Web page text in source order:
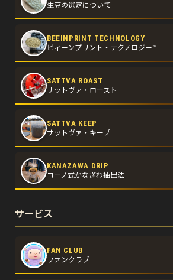
生豆の選定について
BEEINPRINT TECHNOLOGY
ビィーンプリント・テクノロジー™
SATTVA ROAST
サットヴァ・ロースト
SATTVA KEEP
サットヴァ・キープ
KANAZAWA DRIP
コーノ式かなざわ抽出法
サービス
FAN CLUB
ファンクラブ